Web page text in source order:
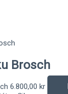
Brosch
6.800,00 kr